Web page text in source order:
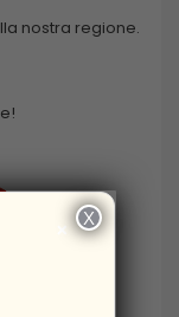
nostra regione.
× X